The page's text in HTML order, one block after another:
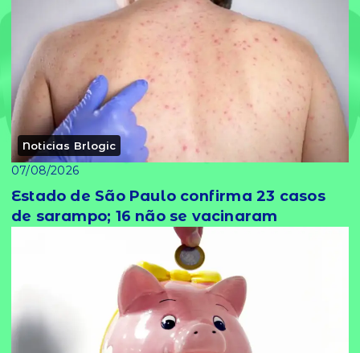
Noticias Brlogic
07/08/2026
Estado de São Paulo confirma 23 casos
de sarampo; 16 não se vacinaram